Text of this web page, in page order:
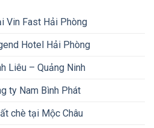
Vin Fast Hải Phòng
Hotel Hải Phòng
Liêu – Quảng Ninh
ty Nam Bình Phát
chè tại Mộc Châu